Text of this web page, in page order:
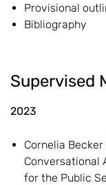
Provisional
Bibliography
Supervised
2023
Cornelia
Conversational
for the Public